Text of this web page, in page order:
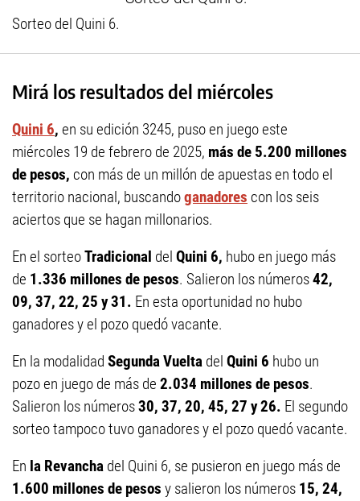
Sorteo del Quini 6.
Mirá los resultados del miércoles
Quini 6, en su edición 3245, puso en juego este
miércoles 19 de febrero de 2025, más de 5.200 millones
de pesos, con más de un millón de apuestas en todo el
territorio nacional, buscandoganadores con los seis
aciertos que se hagan millonarios.
En el sorteoTradicional del Quini 6, hubo en juego más
de 1.336 millones de pesos. Salieron los números42,
09, 37, 22, 25 y 31. En esta oportunidad no hubo
ganadores y el pozo quedó vacante.
En la modalidad Segunda Vuelta del Quini 6 hubo un
pozo en juego de más de 2.034 millones de pesos.
Salieron los números30, 37, 20, 45, 27 y 26. El segundo
sorteo tampoco tuvo ganadores y el pozo quedó vacante.
En la Revancha del Quini 6, se pusieron en juego más de
1.600 millones de pesos y salieron los números 15, 24,